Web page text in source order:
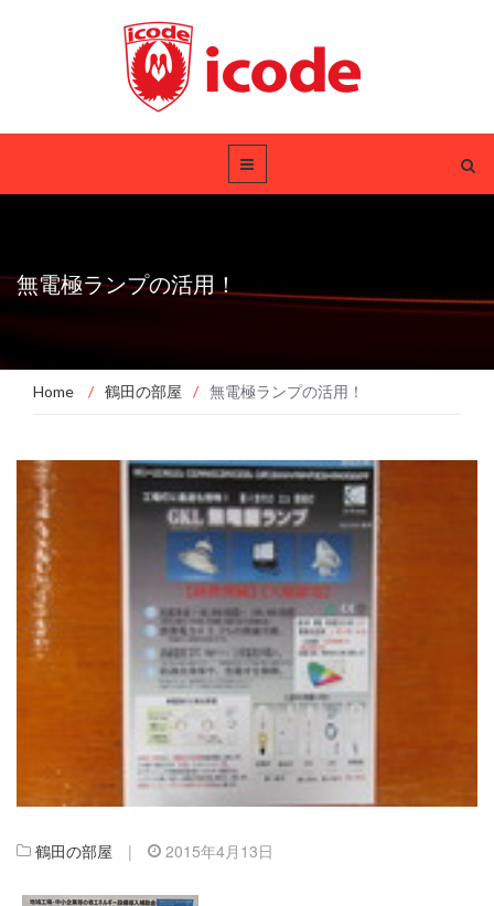
無電極ランプの活用！
Home / 鶴田の部屋 / 無電極ランプの活用！
鶴田の部屋 | 2015年4月13日